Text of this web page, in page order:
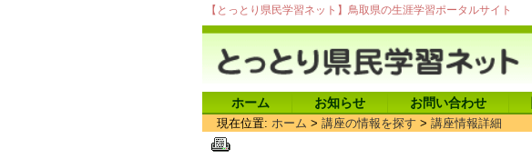
【とっとり県民学習ネット】鳥取県の生涯学習ポータルサイト
ホーム お知らせ お問い合わせ
現在位置: ホーム > 講座の情報を探す > 講座情報詳細